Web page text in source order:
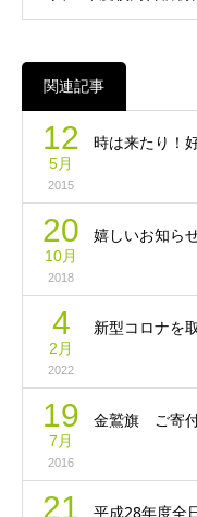
関連記事
12
5月
2015
時は来たり！
20
10月
2018
嬉しいお知ら
4
2月
2022
新型コロナを
19
7月
2016
金鷲旗 ご寄
21 平成28年度全